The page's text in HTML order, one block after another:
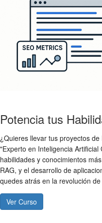
Potencia tus
¿Quieres llevar tus proyectos
"Experto en Inteligencia
habilidades y conocimientos
RAG, y el desarrollo de
quedes atrás en la revolución de
Ver Curso